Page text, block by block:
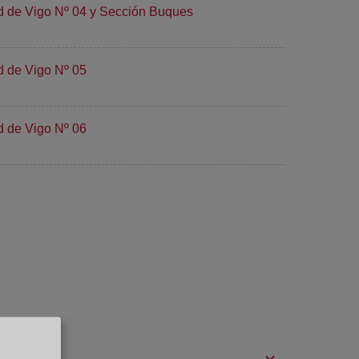
de Vigo Nº 04 y Sección Buques
de Vigo Nº 05
de Vigo Nº 06